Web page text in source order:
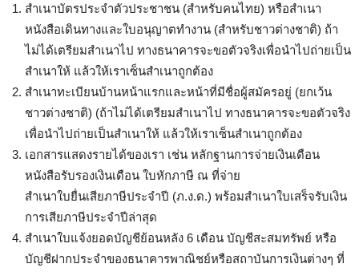
สำเนาบัตรประจำตัวประชาชน (สำหรับคนไทย) หรือสำเนา
หนังสือเดินทางและใบอนุญาตทำงาน (สำหรับชาวต่างชาติ) ถ้า
ไม่ได้เตรียมสำเนาไป ทางธนาคารจะขอตัวจริงเพื่อนำไปถ่ายเป็น
สำเนาให้ แล้วให้เราเซ็นสำเนาถูกต้อง
สำเนาทะเบียนบ้านหน้าแรกและหน้าที่มีชื่อผู้สมัครอยู่ (ยกเว้น
ชาวต่างชาติ) (ถ้าไม่ได้เตรียมสำเนาไป ทางธนาคารจะขอตัวจริง
เพื่อนำไปถ่ายเป็นสำเนาให้ แล้วให้เราเซ็นสำเนาถูกต้อง
เอกสารแสดงรายได้ของเรา เช่น หลักฐานการจ่ายเงินเดือน
หนังสือรับรองเงินเดือน ใบหักภาษี ณ ที่จ่าย
สำเนาใบยื่นเสียภาษีประจำปี (ภ.ง.ด.) พร้อมสำเนาใบเสร็จรับเงิน
การเสียภาษีประจำปีล่าสุด
สำเนาใบแจ้งยอดบัญชีย้อนหลัง 6 เดือน บัญชีสะสมทรัพย์ หรือ
บัญชีฝากประจำของธนาคารพาณิชย์หรือสถาบันการเงินต่างๆ ที่